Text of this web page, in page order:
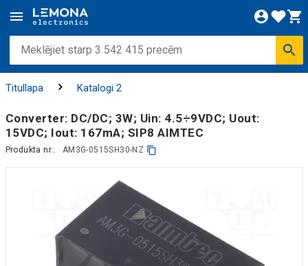
Titullapa Katalogi 2
Converter: DC/DC; 3W; Uin: 4.5÷9VDC; Uout:
15VDC; Iout: 167mA; SIP8 AIMTEC
Produkta nr.: AM3G-0515SH30-NZ